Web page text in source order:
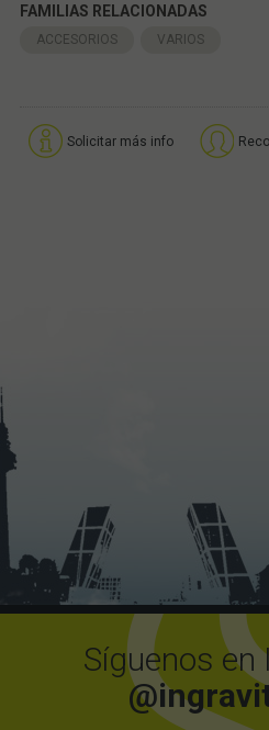
FAMILIAS RELACIONADAS
ACCESORIOS VARIOS
Solicitar más info
Síguenos